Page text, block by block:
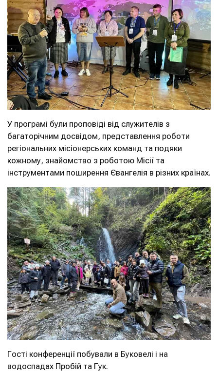
У програмі були проповіді від служителів з
багаторічним досвідом, представлення роботи
регіональних місіонерських команд та подяки
кожному, знайомство з роботою Місії та
інструментами поширення Євангелія в різних країнах.
Гості конференції побували в Буковелі і на
водоспадах Пробій та Гук.